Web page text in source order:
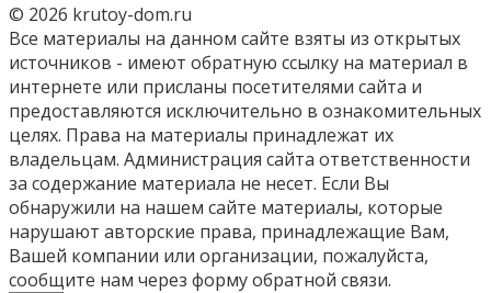
© 2026 krutoy-dom.ru
Все материалы на данном сайте взяты из открытых
источников - имеют обратную ссылку на материал в
интернете или присланы посетителями сайта и
предоставляются исключительно в ознакомительных
целях. Права на материалы принадлежат их
владельцам. Администрация сайта ответственности
за содержание материала не несет. Если Вы
обнаружили на нашем сайте материалы, которые
нарушают авторские права, принадлежащие Вам,
Вашей компании или организации, пожалуйста,
сообщите нам через форму обратной связи.